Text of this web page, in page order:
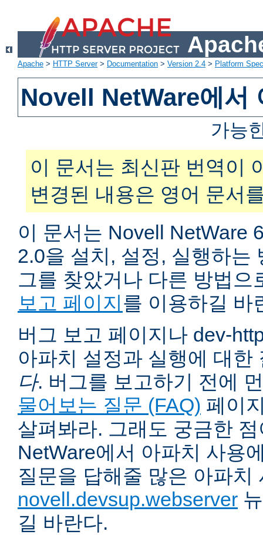
Apache > HTTP Server> Documentation > Version 2.4 > Platform
Novell NetWare에서
가능
이 문서는 최신판 번역이
변경된 내용은 영어 문서
이 문서는 Novell NetWare
2.0을 설치, 설정, 실행하는
그를 찾았거나 다른 방법
보고 페이지를 이용하길 바
버그 보고 페이지나 dev-
아파치 설정과 실행에 대
다. 버그를 보고하기 전에
물어보는 질문 (FAQ) 페이
살펴봐라. 그래도 궁금한
NetWare에서 아파치 사용
질문을 답해줄 많은 아파치
novell.devsup.webserver
길 바란다.